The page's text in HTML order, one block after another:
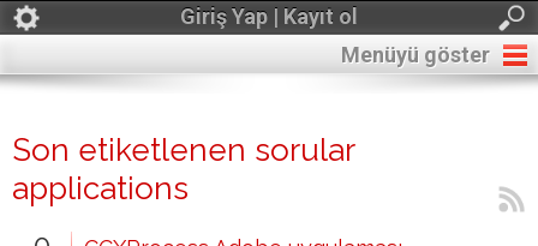
Giriş Yap | Kayıt ol
Menüyü göster
Son etiketlenen sorular
applications